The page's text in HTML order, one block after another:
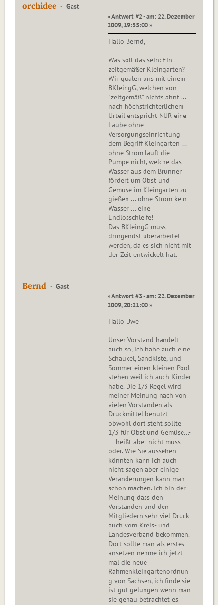
orchidee Gast
« Antwort #2 - am: 22. Dezember
2009, 19:55:00 »
Hallo Bernd,
Was soll das sein: Ein
zeitgemäßer Kleingarten?
Wir quälen uns mit einem
BKleingG, welchen von
"zeitgemäß" nichts ahnt ...
nach höchstrichterlichem
Urteil entspricht NUR eine
Laube ohne
Versorgungseinrichtung
dem Begriff Kleingarten ...
ohne Strom läuft die
Pumpe nicht, welche das
Wasser aus dem Brunnen
fördert um Obst und
Gemüse im Kleingarten zu
gießen ... ohne Strom kein
Wasser ... eine
Endlosschleife!
Das BKleingG muss
dringendst überarbeitet
werden, da es sich nicht mit
der Zeit entwickelt hat.
Bernd Gast
« Antwort #3 - am: 22. Dezember
2009, 20:21:00 »
Hallo Uwe
Unser Vorstand handelt
auch so, ich habe auch eine
Schaukel, Sandkiste, und
Sommer einen kleinen Pool
stehen weil ich auch Kinder
habe. Die 1/3 Regel wird
meiner Meinung nach von
vielen Vorständen als
Druckmittel benutzt
obwohl dort steht sollte
1/3 für Obst und Gemüse...-
---heißt aber nicht muss
oder. Wie Sie aussehen
könnten kann ich auch
nicht sagen aber einige
Veränderungen kann man
schon machen. Ich bin der
Meinung dass den
Vorständen und den
Mitgliedern sehr viel Druck
auch vom Kreis- und
Landesverband bekommen.
Dort sollte man als erstes
ansetzen nehme ich jetzt
mal die neue
Rahmenkleingartenordnun
g von Sachsen, ich finde sie
ist gut gelungen wenn man
sie genau betrachtet es